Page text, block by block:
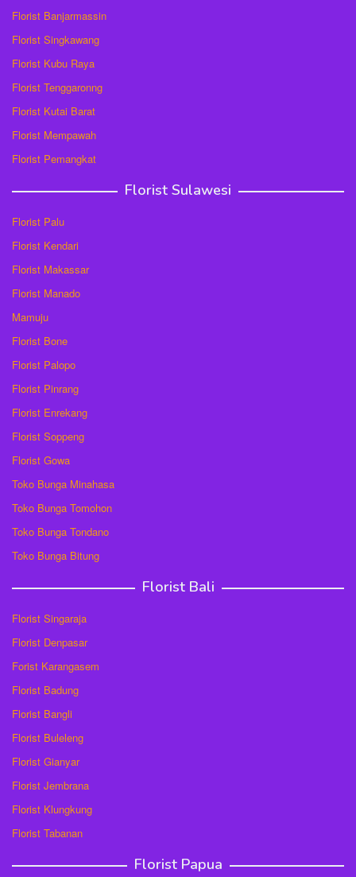
Florist Banjarmassin
Florist Singkawang
Florist Kubu Raya
Florist Tenggaronng
Florist Kutai Barat
Florist Mempawah
Florist Pemangkat
Florist Sulawesi
Florist Palu
Florist Kendari
Florist Makassar
Florist Manado
Mamuju
Florist Bone
Florist Palopo
Florist Pinrang
Florist Enrekang
Florist Soppeng
Florist Gowa
Toko Bunga Minahasa
Toko Bunga Tomohon
Toko Bunga Tondano
Toko Bunga Bitung
Florist Bali
Florist Singaraja
Florist Denpasar
Forist Karangasem
Florist Badung
Florist Bangli
Florist Buleleng
Florist Gianyar
Florist Jembrana
Florist Klungkung
Florist Tabanan
Florist Papua